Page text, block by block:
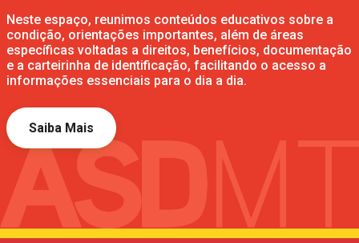
Neste espaço, reunimos conteúdos educativos sobre a
condição, orientações importantes, além de áreas
específicas voltadas a direitos, benefícios, documentação
e a carteirinha de identificação, facilitando o acesso a
informações essenciais para o dia a dia.
Saiba Mais